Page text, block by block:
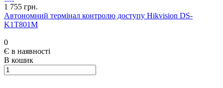
1 755 грн.
Автономний термінал контролю доступу Hikvision DS-
K1T801M
0
Є в наявності
В кошик